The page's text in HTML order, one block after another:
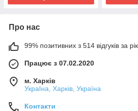
Про нас
99% позитивних з 514 відгуків за рік
Працює з 07.02.2020
м. Харків
УкраІна, Харків, Україна
Контакти